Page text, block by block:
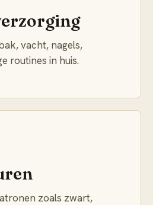
vacht, nagels,
routines in huis.
zoals zwart,